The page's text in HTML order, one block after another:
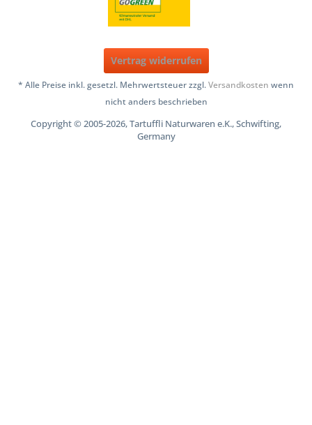
Vertrag widerrufen
* Alle Preise inkl. gesetzl. Mehrwertsteuer zzgl.Versandkosten wenn
nicht anders beschrieben
Copyright © 2005-2026, Tartuffli Naturwaren e.K., Schwifting,
Germany